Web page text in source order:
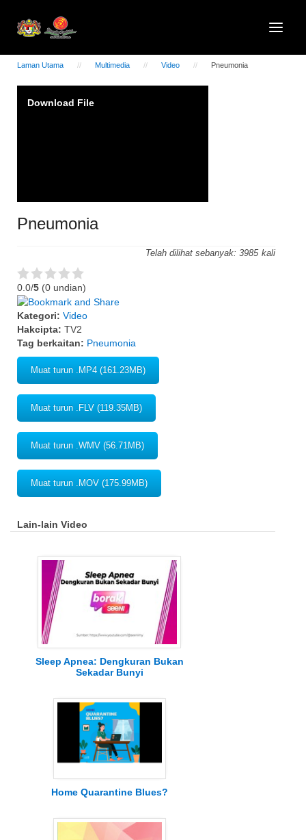
Laman Utama Multimedia Video Pneumonia
Player
Download File
Pneumonia
Telah dilihat sebanyak: 3985
0.0/5 (0 undian)
Kategori: Video
Hakcipta: TV2
Tag berkaitan: Pneumonia
Muat turun .MP4 (161.23MB)
Muat turun .FLV (119.35MB)
Muat turun .WMV (56.71MB)
Muat turun .MOV (175.99MB)
Lain-lain Video
Sleep Apnea: Dengkuran Bukan
Sekadar Bunyi
Home Quarantine Blues?